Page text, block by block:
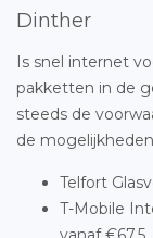
Dinther
Is snel internet
pakketten in de
steeds de
de
Telfort
T-Mobile